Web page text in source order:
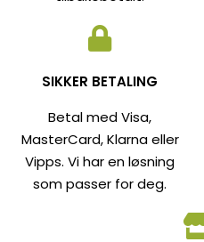
SIKKER BETALING
Betal med Visa,
MasterCard, Klarna eller
Vipps. Vi har en løsning
som passer for deg.